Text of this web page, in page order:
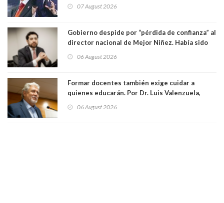
07 August 2026
Gobierno despide por “pérdida de confianza” al
director nacional de Mejor Niñez. Había sido
06 August 2026
Formar docentes también exige cuidar a
quienes educarán. Por Dr. Luis Valenzuela,
Académicos U. Católica Silva Henríquez
06 August 2026